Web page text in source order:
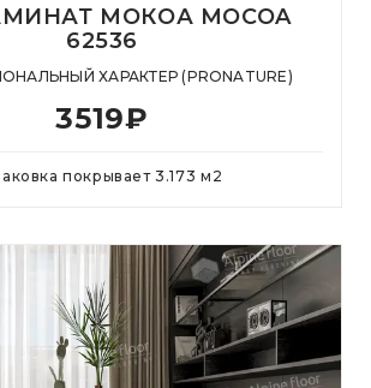
МОКОА MOCOA
62536
ХАРАКТЕР (PRONATURE)
3519₽
покрывает3.173 м 2